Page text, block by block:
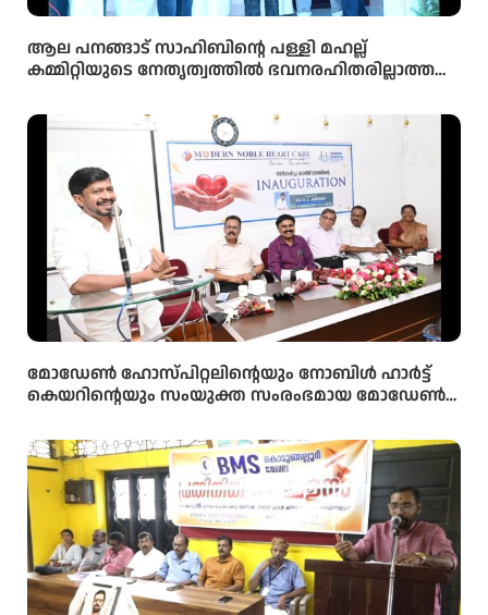
ആല പനങ്ങാട് സാഹിബിൻ്റെ പള്ളി മഹല്ല്
കമ്മിറ്റിയുടെ നേതൃത്വത്തിൽ ഭവനരഹിതരില്ലാത്ത
മത്തെ വീടിൻ്റെ താക്കോൽ ദാനം നടന്നു
മോഡേൺ ഹോസ്‌പിറ്റലിന്റെയും നോബിൾ ഹാർട്ട്
കെയറിന്റെയും സംയുക്ത സംരംഭമായ മോഡേൺ
ഉദ്ഘാടനം മന്ത്രി ഒ ജെ ജനീഷ് നിർവ്വഹിച്ചു.